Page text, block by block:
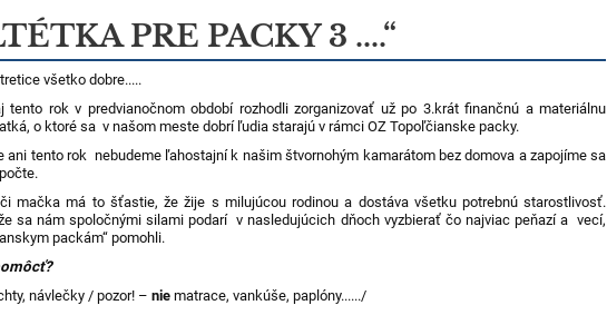
PRE PACKY 3 ....“
všetko dobre.....
tento rok v predvianočnom období rozhodli zorganizovať už po 3.krát finančnú a materiálnu
o ktoré sa v našom meste dobrí ľudia starajú v rámci OZ Topoľčianske packy.
ani tento rok nebudeme ľahostajní k našim štvornohým kamarátom bez domova a zapojíme sa
mačka má to šťastie, že žije s milujúcou rodinou a dostáva všetku potrebnú starostlivosť.
sa nám spoločnými silami podarí v nasledujúcich dňoch vyzbierať čo najviac peňazí a vecí,
packám“ pomohli.
návlečky / pozor! –nie matrace, vankúše, paplóny....../